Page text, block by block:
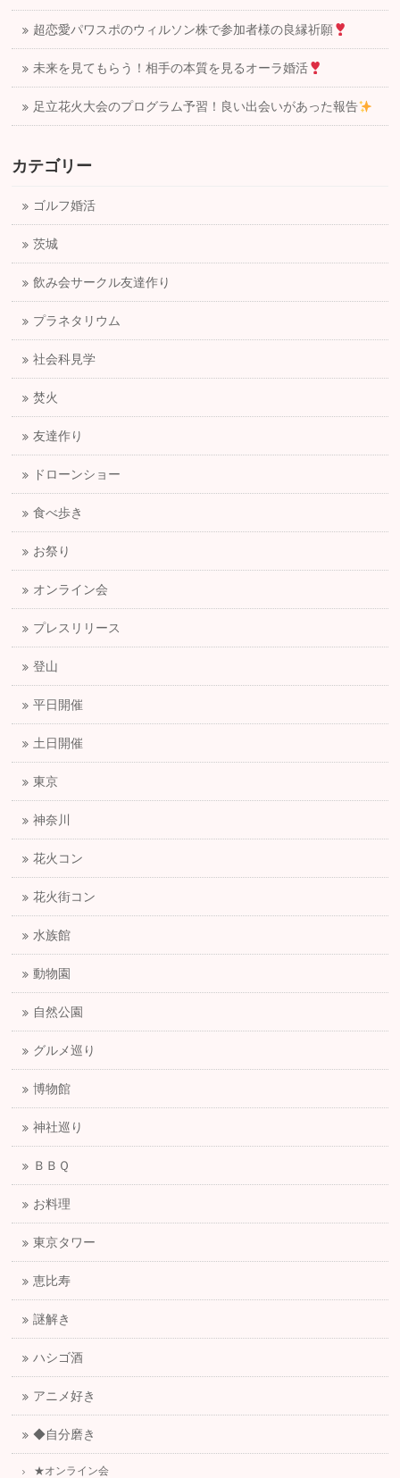
超恋愛パワスポのウィルソン株で参加者様の良縁祈願
未来を見てもらう！相手の本質を見るオーラ婚活
足立花火大会のプログラム予習！良い出会いがあった報告
カテゴリー
ゴルフ婚活
茨城
飲み会サークル友達作り
プラネタリウム
社会科見学
焚火
友達作り
ドローンショー
食べ歩き
お祭り
オンライン会
プレスリリース
登山
平日開催
土日開催
東京
神奈川
花火コン
花火街コン
水族館
動物園
自然公園
グルメ巡り
博物館
神社巡り
ＢＢＱ
お料理
東京タワー
恵比寿
謎解き
ハシゴ酒
アニメ好き
◆自分磨き
★オンライン会